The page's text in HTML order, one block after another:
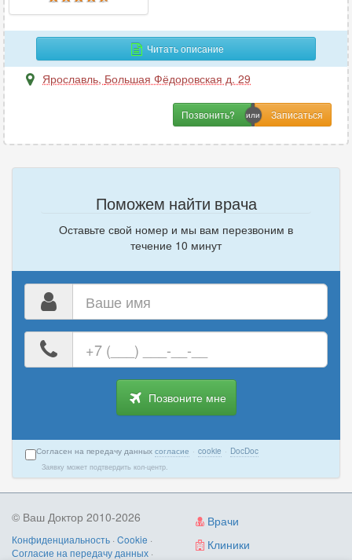
Читать описание
Ярославль, Большая Фёдоровская д. 29
Позвонить?
Поможем найти врача
Оставьте свой номер и мы вам перезвоним в
течение 10 минут
номер
телефона
Позвоните мне
Согласен на передачу данных согласие · cookie · DocDoc
Заявку может подтвердить кол-центр.
Врачи
Клиники
© Ваш Доктор 2010-2026
Конфиденциальность · Cookie ·
Согласие на передачу данных ·